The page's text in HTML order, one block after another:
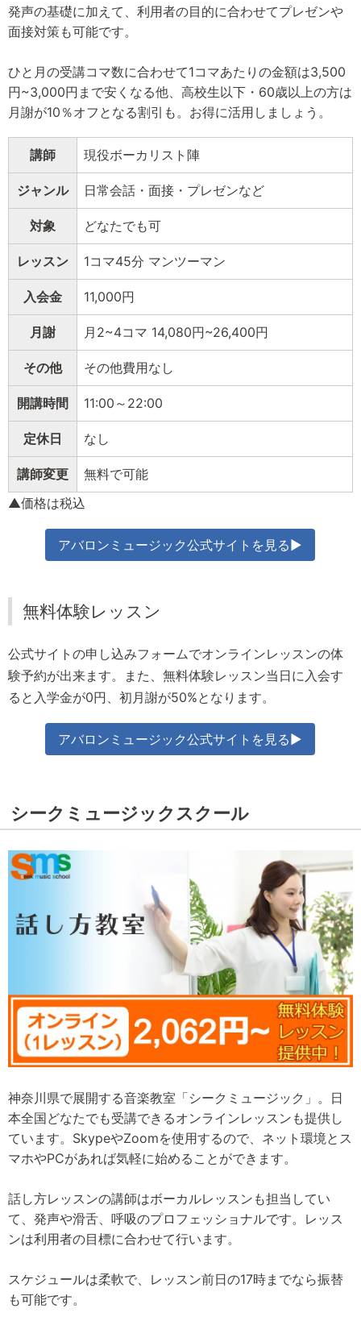
発声の基礎に加えて、利用者の目的に合わせてプレゼンや
面接対策も可能です。
ひと月の受講コマ数に合わせて1コマあたりの金額は3,500
円~3,000円まで安くなる他、高校生以下・60歳以上の方は
月謝が10％オフとなる割引も。お得に活用しましょう。
講師 現役ボーカリスト陣
ジャンル 日常会話・面接・プレゼンなど
対象 どなたでも可
レッスン 1コマ45分 マンツーマン
入会金 11,000円
月謝 月2~4コマ 14,080円~26,400円
その他 その他費用なし
開講時間 11:00～22:00
定休日 なし
講師変更
無料で可能
▲価格は税込
アバロンミュージック公式サイトを見る▶
無料体験レッスン
公式サイトの申し込みフォームでオンラインレッスンの体
験予約が出来ます。また、無料体験レッスン当日に入会す
ると入学金が0円、初月謝が50%となります。
アバロンミュージック公式サイトを見る▶
シークミュージックスクール
神奈川県で展開する音楽教室「シークミュージック」。日
本全国どなたでも受講できるオンラインレッスンも提供し
ています。SkypeやZoomを使用するので、ネット環境とス
マホやPCがあれば気軽に始めることができます。
話し方レッスンの講師はボーカルレッスンも担当してい
て、発声や滑舌、呼吸のプロフェッショナルです。レッス
ンは利用者の目標に合わせて行います。
スケジュールは柔軟で、レッスン前日の17時までなら振替
も可能です。